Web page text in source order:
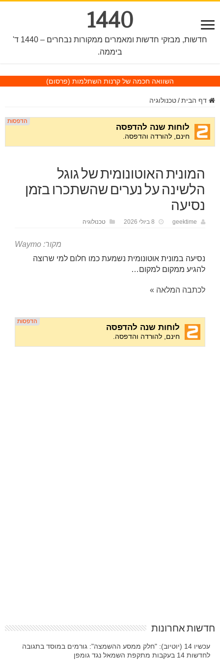
1440
חדשות, מבזקי חדשות ומאמרים ממקורות נבחרים – 1440 ד'
ביממה.
השוואה חכמה של קרנות השתלמות (פרסום)
דף הבית / טכנולוגיה
המונית האוטונומית של גוגל
הלשינה על נערים שהשתכרו בזמן
נסיעה
geektime 8 ביולי 2026 טכנולוגיה
מקור: Waymo
נסיעה במונית אוטונומית נשמעת כמו חלום למי שרוצה
להגיע ממקום למקום…
לכתבה המלאה »
חדשות אחרונות
עכשיו 14 (יוטיוב): "חלק ממסע ההשמצה": גורמים במוסד בתגובה
לחדשות 14 בעקבות מתקפת השמאל נגד גומפן